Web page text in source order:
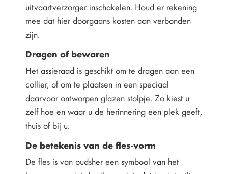
uitvaartverzorger inschakelen. Houd er rekening
mee dat hier doorgaans kosten aan verbonden
zijn.
Dragen of bewaren
Het assieraad is geschikt om te dragen aan een
collier, of om te plaatsen in een speciaal
daarvoor ontworpen glazen stolpje. Zo kiest u
zelf hoe en waar u de herinnering een plek geeft,
thuis of bij u.
De betekenis van de fles-vorm
De fles is van oudsher een symbool van het